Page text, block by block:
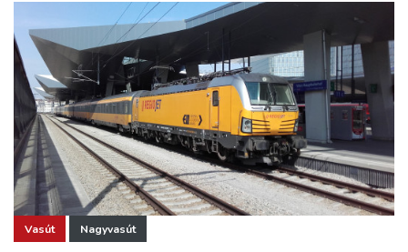
Vasút Nagyvasút